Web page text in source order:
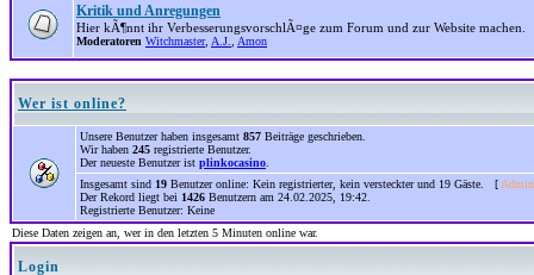
Kritik und Anregungen
Hier kÃ¶nnt ihr VerbesserungsvorschlÃ¤ge zum Forum und zur Website machen.
Moderatoren Witchmaster, A.J. Amon
Wer ist online?
Unsere Benutzer haben insgesamt 857 Beiträge geschrieben.
Wir haben 245 registrierte Benutzer.
Der neueste Benutzer ist plinkocasino
Insgesamt sind 19 Benutzer online: Kein registrierter, kein versteckter und 19 Gäste. [
Der Rekord liegt bei 1426 Benutzern am 24.02.2025, 19:42.
Registrierte Benutzer: Keine
Diese Daten zeigen an, wer in den letzten 5 Minuten online war.
Login